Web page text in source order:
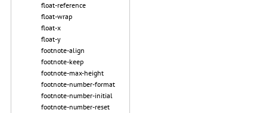
float-reference
float-wrap
float-x
float-y
footnote-align
footnote-keep
footnote-max-height
footnote-number-format
footnote-number-initial
footnote-number-reset